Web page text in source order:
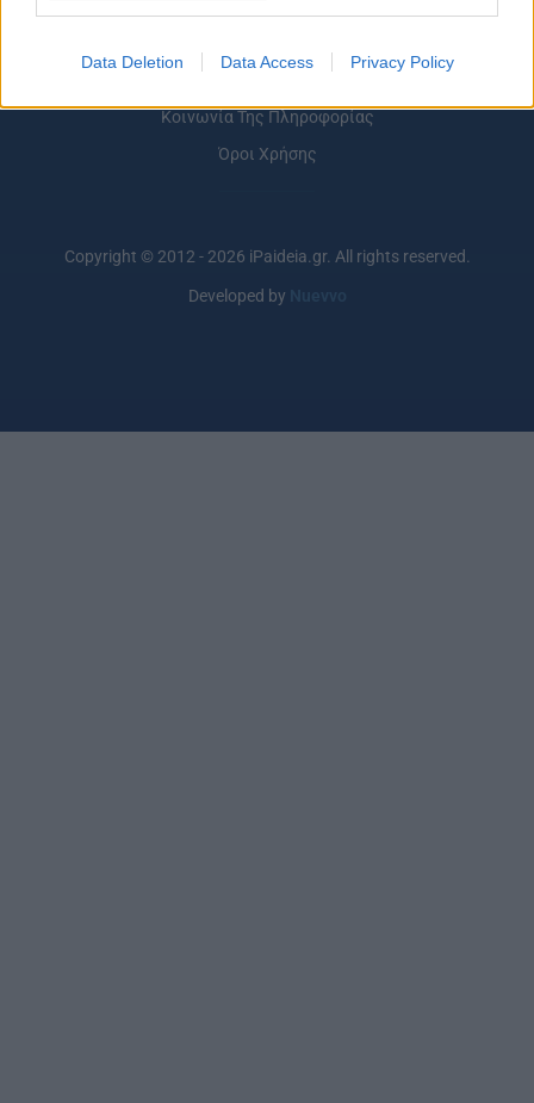
Data Deletion Data Access Privacy Policy
Κοινωνία Της Πληροφορίας
Όροι Χρήσης
Copyright © 2012 - 2026 iPaideia.gr. All rights reserved.
Developed by